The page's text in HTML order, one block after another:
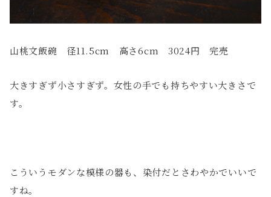
山桃文飯碗 径11.5cm 高さ6cm 3024円 完売
大きすぎず小さすぎず。女性の手でも持ちやすい大きさで
す。
こういうモダンな模様の器も、染付だとさわやかでいいで
すね。